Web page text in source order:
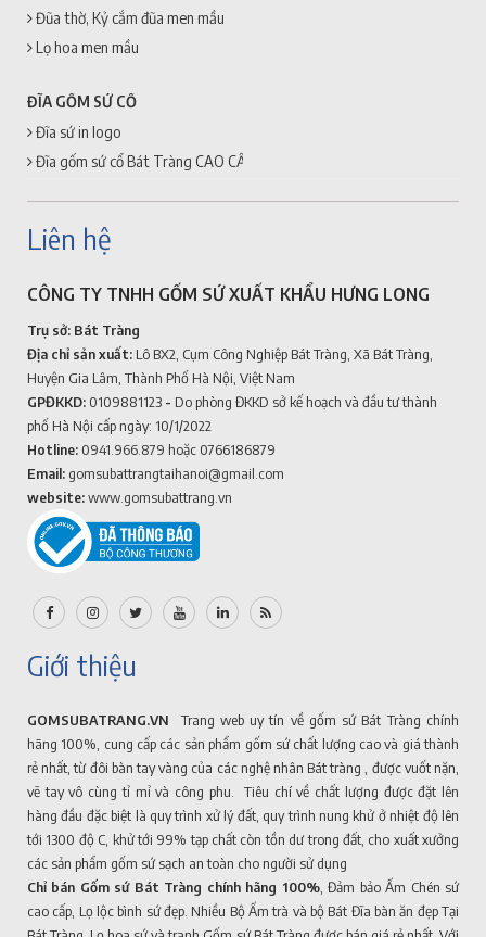
Đũa thờ, Kỷ cắm đũa men mầu
Lọ hoa men mầu
ĐĨA GỐM SỨ CỔ
Đĩa sứ in logo
Đĩa gốm sứ cổ Bát Tràng CAO CẤP + GIÁ RẺ
Liên hệ
CÔNG TY TNHH GỐM SỨ XUẤT KHẨU HƯNG LONG
Trụ sở: Bát Tràng
Địa chỉ sản xuất: Lô BX2, Cụm Công Nghiệp Bát Tràng, Xã Bát Tràng,
Huyện Gia Lâm, Thành Phố Hà Nội, Việt Nam
GPĐKKD: 0109881123 - Do phòng ĐKKD sở kế hoạch và đầu tư thành
phố Hà Nội cấp ngày: 10/1/2022
Hotline: 0941.966.879 hoặc 0766186879
Email: gomsubattrangtaihanoi@gmail.com
website:www.gomsubattrang.vn
Giới thiệu
GOMSUBATRANG.VN Trang web uy tín về gốm sứ Bát Tràng chính
hãng 100%, cung cấp các sản phẩm gốm sứ chất lượng cao và giá thành
rẻ nhất, từ đôi bàn tay vàng của các nghệ nhân Bát tràng , được vuốt nặn,
vẽ tay vô cùng tỉ mỉ và công phu. Tiêu chí về chất lượng được đặt lên
hàng đầu đặc biệt là quy trình xử lý đất, quy trình nung khử ở nhiệt độ lên
tới 1300 độ C, khử tới 99% tạp chất còn tồn dư trong đất, cho xuất xưởng
các sản phẩm gốm sứ sạch an toàn cho người sử dụng
Chỉ bán Gốm sứ Bát Tràng chính hãng 100%, Đảm bảo Ấm Chén sứ
cao cấp, Lọ lộc bình sứ đẹp. Nhiều Bộ Ấm trà và bộ Bát Đĩa bàn ăn đẹp Tại